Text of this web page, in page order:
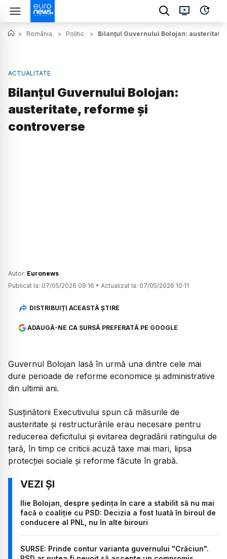
> România > Politic > Bilanțul Guvernului Bolojan:
ACTUALITATE
Bilanțul Guvernului Bolojan:
austeritate, reforme și
controverse
Autor: Euronews
Publicat la: 07/05/2026 09:16 • Actualizat la: 07/05/2026 10:11
DISTRIBUIȚI ACEASTĂ ȘTIRE
ADAUGĂ-NE CA SURSĂ PREFERATĂ PE GOOGLE
Guvernul Bolojan lasă în urmă una dintre cele mai
dure perioade de reforme economice și administrative
din ultimii ani.
Susținătorii Executivului spun că măsurile de
austeritate și restructurările erau necesare pentru
reducerea deficitului și evitarea degradării ratingului de
țară, în timp ce criticii acuză taxe mai mari, lipsa
protecției sociale și reforme făcute în grabă.
Ilie Bolojan, despre ședința în care a stabilit să nu mai
facă o coaliție cu PSD: Decizia a fost luată în biroul de
conducere al PNL, nu în alte birouri
SURSE: Prinde contur varianta guvernului "Crăciun".